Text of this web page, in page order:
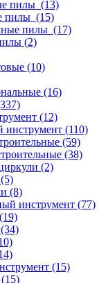
пилы (13)
пилы (15)
пилы (17)
(2)
(10)
(16)
(12)
инструмент (110)
(59)
(38)
(2)
(8)
инструмент (77)
(15)